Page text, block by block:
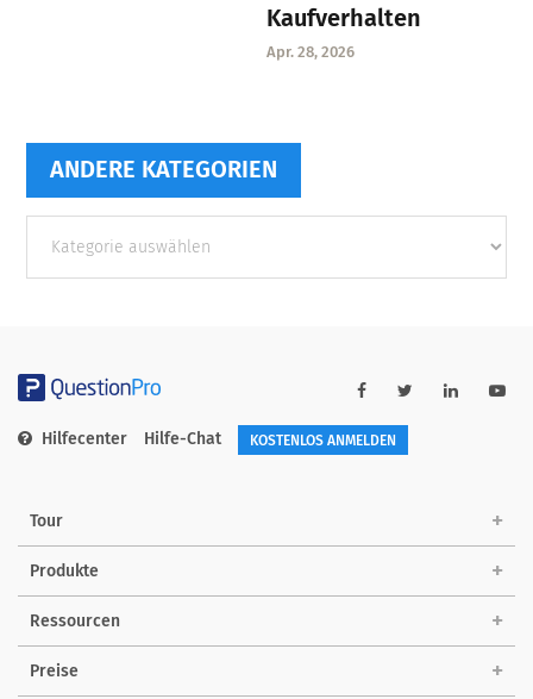
Kaufverhalten
Apr. 28, 2026
ANDERE KATEGORIEN
Kategorien
Hilfecenter Hilfe-Chat KOSTENLOS ANMELDEN
Tour
Produkte
Ressourcen
Preise